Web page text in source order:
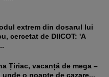
cercetat de DIICOT: 'A
o noapte de cazare...